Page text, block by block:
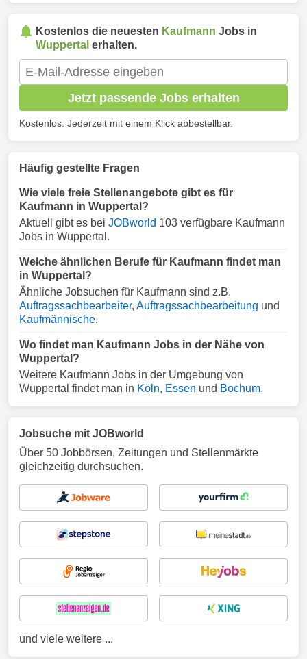
Kostenlos die neuesten Kaufmann Jobs in
Wuppertal erhalten.
Jetzt passende Jobs erhalten
Kostenlos. Jederzeit mit einem Klick abbestellbar.
Häufig gestellte Fragen
Wie viele freie Stellenangebote gibt es für
Kaufmann in Wuppertal?
Aktuell gibt es bei JOBworld 103 verfügbare Kaufmann
Jobs in Wuppertal.
Welche ähnlichen Berufe für Kaufmann findet man
in Wuppertal?
Ähnliche Jobsuchen für Kaufmann sind z.B.
Auftragssachbearbeiter, Auftragssachbearbeitung und
Kaufmännische.
Wo findet man Kaufmann Jobs in der Nähe von
Wuppertal?
Weitere Kaufmann Jobs in der Umgebung von
Wuppertal findet man in Köln, Essen und Bochum.
Jobsuche mit JOBworld
Über 50 Jobbörsen, Zeitungen und Stellenmärkte
gleichzeitig durchsuchen.
und viele weitere ...